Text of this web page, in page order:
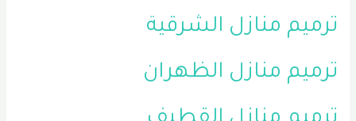
ترميم منازل الشرقية
ترميم منازل الظهران